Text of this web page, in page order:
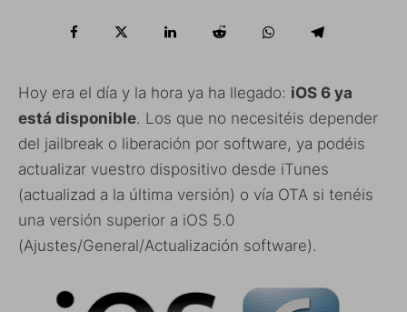
Hoy era el día y la hora ya ha llegado: iOS 6 ya
está disponible. Los que no necesitéis depender
del jailbreak o liberación por software, ya podéis
actualizar vuestro dispositivo desde iTunes
(actualizad a la última versión) o vía OTA si tenéis
una versión superior a iOS 5.0
(Ajustes/General/Actualización software).